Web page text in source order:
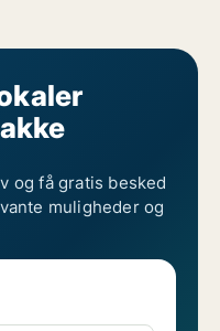
og få gratis besked
muligheder og